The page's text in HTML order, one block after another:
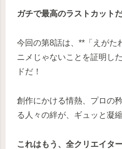
ガチで最高のラストカット
今回の第8話は、**「えがた
ニメじゃないことを証明し
ドだ！
創作にかける情熱、プロの
る人々の絆が、ギュッと凝
これはもう、全クリエイタ